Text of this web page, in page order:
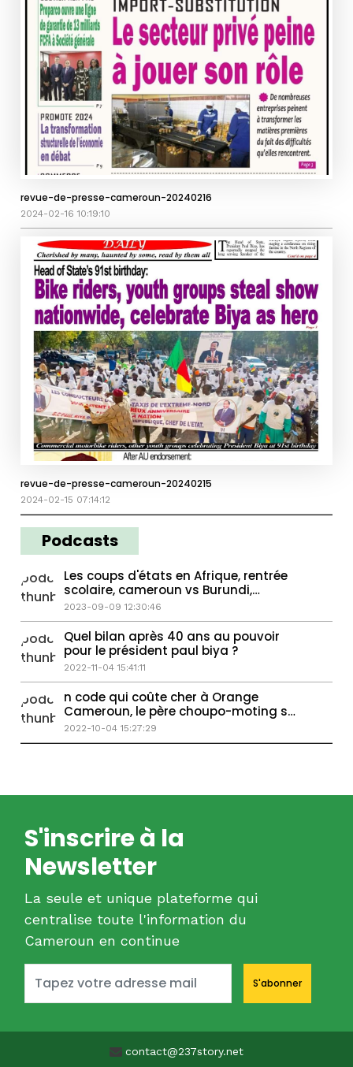
revue-de-presse-cameroun-20240216
2024-02-16 10:19:10
revue-de-presse-cameroun-20240215
2024-02-15 07:14:12
Podcasts
Les coups d'états en Afrique, rentrée
scolaire, cameroun vs Burundi,
réseaux sociaux
2023-09-09 12:30:46
Quel bilan après 40 ans au pouvoir
pour le président paul biya ?
2022-11-04 15:41:11
n code qui coûte cher à Orange
Cameroun, le père choupo-moting se
lâche
2022-10-04 15:27:29
S'inscrire à la
Newsletter
La seule et unique plateforme qui
centralise toute l'information du
Cameroun en continue
S'abonner
contact@237story.net